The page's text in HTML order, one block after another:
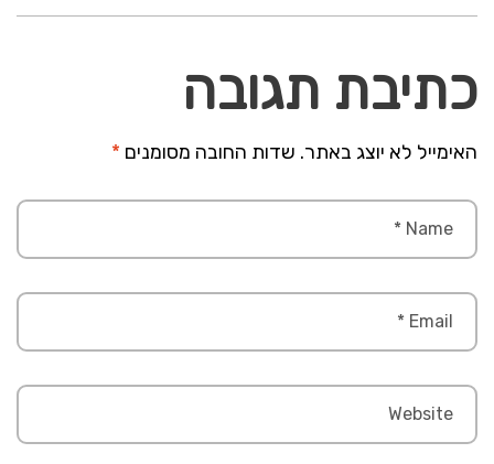
כתיבת תגובה
האימייל לא יוצג באתר. שדות החובה מסומנים *